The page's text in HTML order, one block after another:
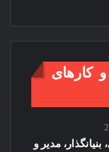
کارهای
مدیر و